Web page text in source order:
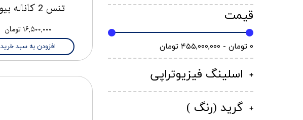
قیمت
۰ تومان - ۴۵۵,۰۰۰,۰۰۰ تومان
اسلینگ فیزیوتراپی
گرید (رنگ )
تنس 2 کاناله بیورر
۱۶,۵۰۰,۰۰۰ تومان
افزودن به سبد خرید